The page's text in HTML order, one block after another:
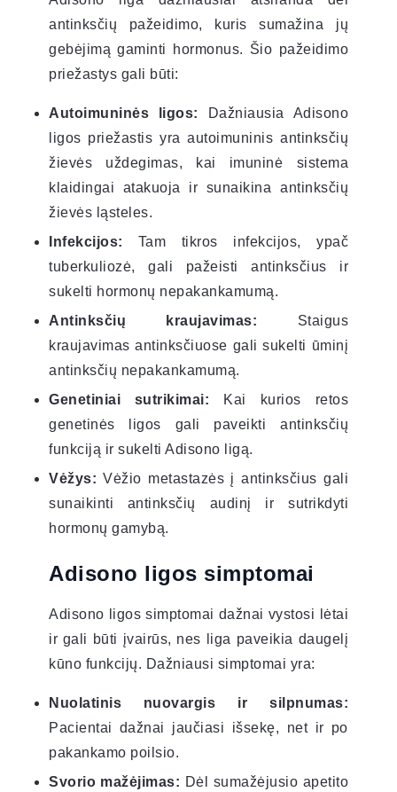
antinksčių pažeidimo, kuris sumažina jų
gebėjimą gaminti hormonus. Šio pažeidimo
priežastys gali būti:
Autoimuninės ligos:
Dažniausia Adisono
ligos priežastis yra autoimuninis antinksčių
žievės uždegimas, kai imuninė sistema
klaidingai atakuoja ir sunaikina antinksčių
žievės ląsteles.
Infekcijos: Tam tikros infekcijos, ypač
tuberkuliozė, gali pažeisti antinksčius ir
sukelti hormonų nepakankamumą.
Antinksčių kraujavimas: Staigus
kraujavimas antinksčiuose gali sukelti ūminį
antinksčių nepakankamumą.
Genetiniai sutrikimai: Kai kurios retos
genetinės ligos gali paveikti antinksčių
funkciją ir sukelti Adisono ligą.
Vėžys: Vėžio metastazės į antinksčius gali
sunaikinti antinksčių audinį ir sutrikdyti
hormonų gamybą.
Adisono ligos simptomai
Adisono ligos simptomai dažnai vystosi lėtai
ir gali būti įvairūs, nes liga paveikia daugelį
kūno funkcijų. Dažniausi simptomai yra:
Nuolatinis nuovargis ir silpnumas:
Pacientai dažnai jaučiasi išsekę, net ir po
pakankamo poilsio.
Svorio mažėjimas: Dėl sumažėjusio apetito